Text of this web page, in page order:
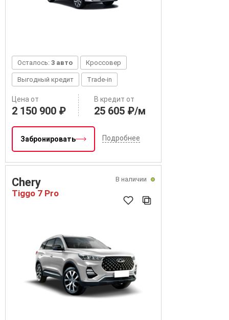
Осталось: 3 авто Кроссовер
Выгодный кредит Trade-in
Цена от
2 150 900 ₽
В кредит от
25 605 ₽/м
Забронировать Подробнее
В наличии
Chery
Tiggo 7 Pro